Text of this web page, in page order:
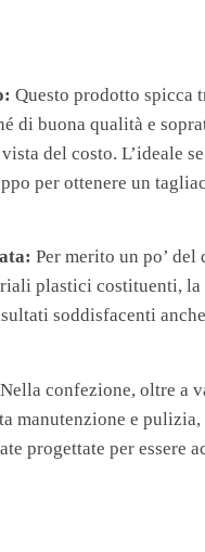
Questo prodotto spicca
di buona qualità e
del costo. L’ideale
per ottenere un
Per merito un po’ del
plastici costituenti,
soddisfacenti
Nella confezione, oltre a
manutenzione e
progettate per essere